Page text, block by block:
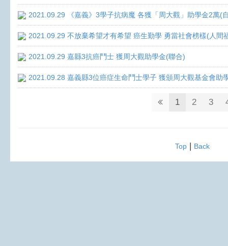
2021.09.29 《嘉義》3學子抗病魔 各獲「周大觀」助學金2萬(
2021.09.29 不放棄希望才有希望 癌生勤學 勇當社會榜樣(人間
2021.09.29 嘉縣3抗癌鬥士 獲周大觀助學金(聯合)
2021.09.28 嘉義縣3位癌症生命鬥士學子 獲頒周大觀基金會助
1 2 3
Top| Back